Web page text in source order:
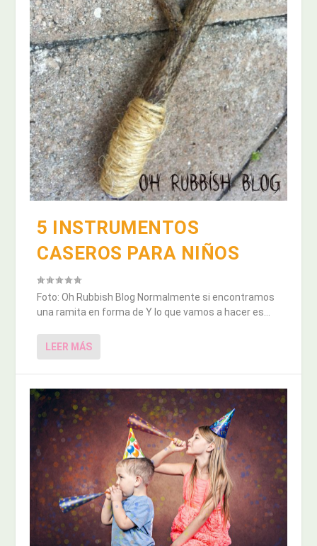
5 INSTRUMENTOS
CASEROS PARA NIÑOS
Foto: Oh Rubbish Blog Normalmente si encontramos
una ramita en forma de Y lo que vamos a hacer es...
LEER MÁS